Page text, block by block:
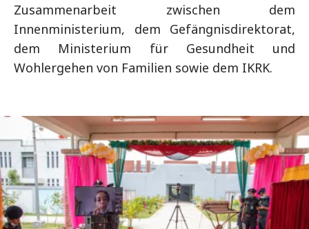
Zusammenarbeit zwischen dem
Innenministerium, dem Gefängnisdirektorat,
dem Ministerium für Gesundheit und
Wohlergehen von Familien sowie dem IKRK.